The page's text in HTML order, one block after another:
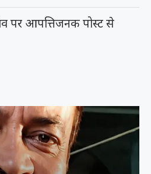
पर आपत्तिजनक पोस्ट से